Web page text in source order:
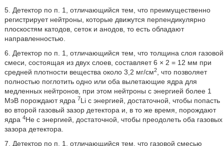
5. Детектор по п. 1, отличающийся тем, что преимущественно
регистрирует нейтроны, которые движутся перпендикулярно
плоскостям катодов, сеток и анодов, то есть обладают
направленностью.
6. Детектор по п. 1, отличающийся тем, что толщина слоя газовой
смеси, состоящая из двух слоев, составляет 6 × 2 = 12 мм при
средней плотности вещества около 3,2 мг/см2, что позволяет
полностью поглотить одно или оба вылетающие ядра для
медленных нейтронов, при этом нейтроны с энергией более 1
МэВ порождают ядра 7Li с энергией, достаточной, чтобы попасть
во второй газовый зазор детектора и, в то же время, порождают
ядра 4Не с энергией, достаточной, чтобы преодолеть оба газовых
зазора детектора.
7. Детектор по п. 1, отличающийся тем, что газовой смесью